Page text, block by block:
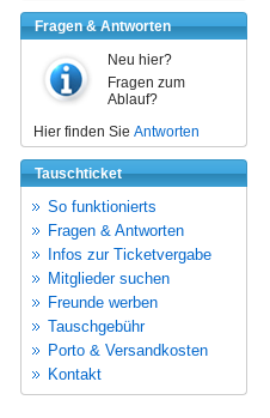
Fragen & Antworten
Neu hier?
Fragen zum
Ablauf?
Hier finden Sie Antworten
Tauschticket
So funktionierts
Fragen & Antworten
Infos zur Ticketvergabe
Mitglieder suchen
Freunde werben
Tauschgebühr
Porto & Versandkosten
Kontakt